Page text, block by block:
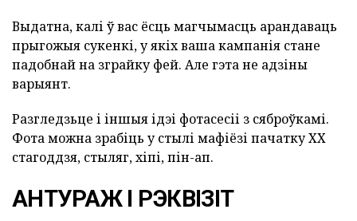
Выдатна, калі ў вас ёсць магчымасць арандаваць
прыгожыя сукенкі, у якіх ваша кампанія стане
падобнай на зграйку фей. Але гэта не адзіны
варыянт.
Разгледзьце і іншыя ідэі фотасесіі з сяброўкамі.
Фота можна зрабіць у стылі мафіёзі пачатку ХХ
стагоддзя, стыляг, хіпі, пін-ап.
АНТУРАЖ І РЭКВІЗІТ